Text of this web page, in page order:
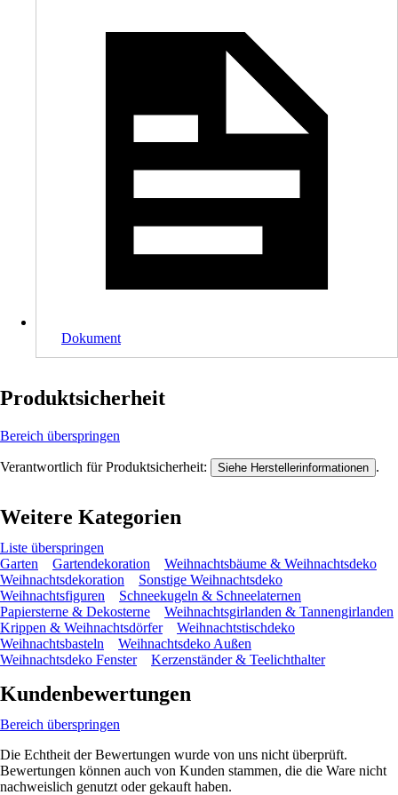
Dokument
Produktsicherheit
Bereich überspringen
Verantwortlich für Produktsicherheit: Siehe Herstellerinformationen .
Weitere Kategorien
Liste überspringen
Garten
Gartendekoration
Weihnachtsbäume & Weihnachtsdeko
Weihnachtsdekoration
Sonstige Weihnachtsdeko
Weihnachtsfiguren
Schneekugeln & Schneelaternen
Papiersterne & Dekosterne
Weihnachtsgirlanden & Tannengirlanden
Krippen & Weihnachtsdörfer
Weihnachtstischdeko
Weihnachtsbasteln
Weihnachtsdeko Außen
Weihnachtsdeko Fenster
Kerzenständer & Teelichthalter
Kundenbewertungen
Bereich überspringen
Die Echtheit der Bewertungen wurde von uns nicht überprüft.
Bewertungen können auch von Kunden stammen, die die Ware nicht
nachweislich genutzt oder gekauft haben.